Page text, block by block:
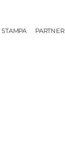
STAMPA PARTNER